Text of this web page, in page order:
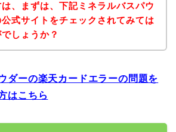
は、まずは、下記ミネラルバスパウ
公式サイトをチェックされてみては
しょうか？
ダーの楽天カードエラーの問題を
はこちら